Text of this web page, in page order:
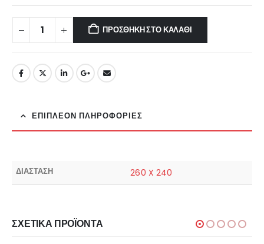
ΠΡΟΣΘΉΚΗ ΣΤΟ ΚΑΛΆΘΙ
ΕΠΙΠΛΈΟΝ ΠΛΗΡΟΦΟΡΊΕΣ
ΔΙΑΣΤΑΣΗ 260 X 240
ΣΧΕΤΙΚΆ ΠΡΟΪΌΝΤΑ